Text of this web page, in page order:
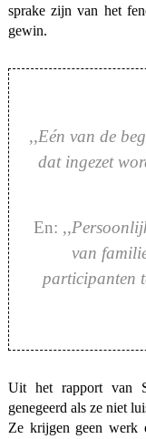
sprake zijn van het
gewin.
,,Eén van de begeleiders heeft een transportbedrijf
dat ingezet
En: ,,
van
participanten
Uit het rapport van
genegeerd als ze niet
Ze krijgen geen werk